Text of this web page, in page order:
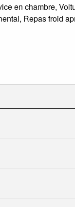
en chambre,
Repas froid